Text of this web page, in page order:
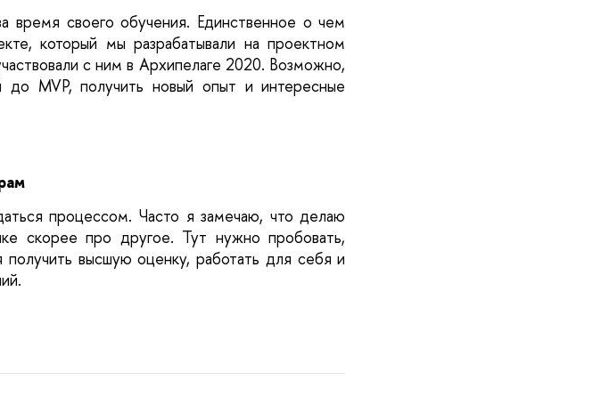
время своего обучения. Единственное о чем
который мы разрабатывали на проектном
с ним в Архипелаге 2020. Возможно,
MVP, получить новый опыт и интересные
процессом. Часто я замечаю, что делаю
скорее про другое. Тут нужно пробовать,
высшую оценку, работать для себя и